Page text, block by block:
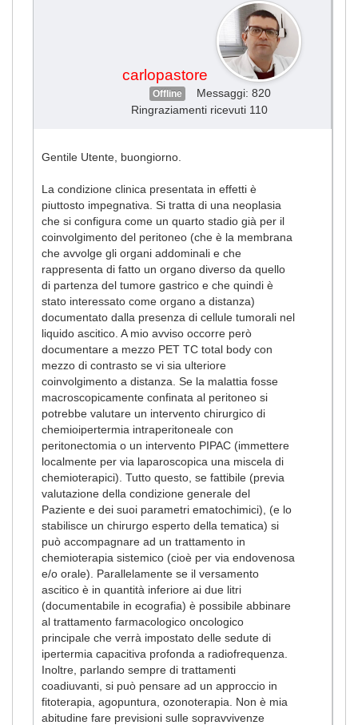
carlopastore
Offline
Messaggi: 820
Ringraziamenti ricevuti 110
Gentile Utente, buongiorno.
La condizione clinica presentata in effetti è
piuttosto impegnativa. Si tratta di una neoplasia
che si configura come un quarto stadio già per il
coinvolgimento del peritoneo (che è la membrana
che avvolge gli organi addominali e che
rappresenta di fatto un organo diverso da quello
di partenza del tumore gastrico e che quindi è
stato interessato come organo a distanza)
documentato dalla presenza di cellule tumorali nel
liquido ascitico. A mio avviso occorre però
documentare a mezzo PET TC total body con
mezzo di contrasto se vi sia ulteriore
coinvolgimento a distanza. Se la malattia fosse
macroscopicamente confinata al peritoneo si
potrebbe valutare un intervento chirurgico di
chemioipertermia intraperitoneale con
peritonectomia o un intervento PIPAC (immettere
localmente per via laparoscopica una miscela di
chemioterapici). Tutto questo, se fattibile (previa
valutazione della condizione generale del
Paziente e dei suoi parametri ematochimici), (e lo
stabilisce un chirurgo esperto della tematica) si
può accompagnare ad un trattamento in
chemioterapia sistemico (cioè per via endovenosa
e/o orale). Parallelamente se il versamento
ascitico è in quantità inferiore ai due litri
(documentabile in ecografia) è possibile abbinare
al trattamento farmacologico oncologico
principale che verrà impostato delle sedute di
ipertermia capacitiva profonda a radiofrequenza.
Inoltre, parlando sempre di trattamenti
coadiuvanti, si può pensare ad un approccio in
fitoterapia, agopuntura, ozonoterapia. Non è mia
abitudine fare previsioni sulle sopravvivenze